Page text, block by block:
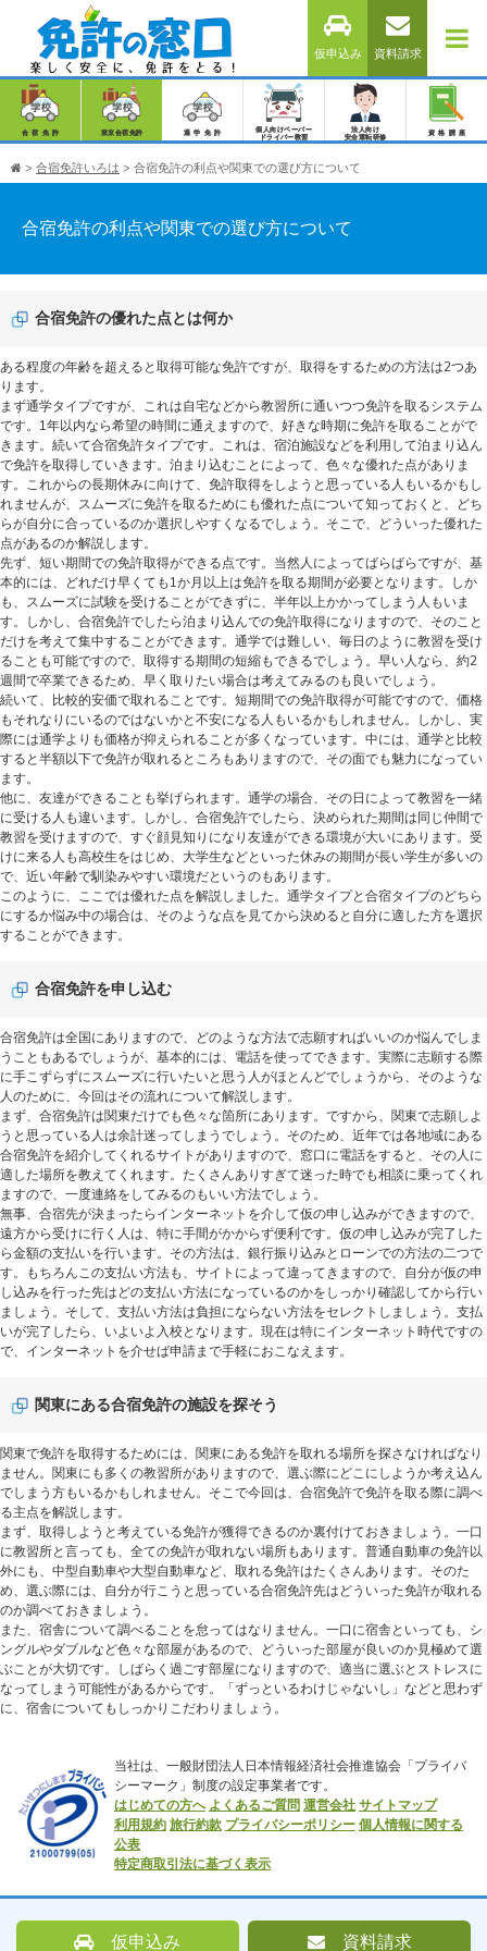
仮申込み 資料請求
合宿免許 東京合宿免許 通学免許
個人向けペーパー
ドライバー教習
法人向け
安全運転研修
資格講座
> 合宿免許いろは > 合宿免許の利点や関東での選び方について
合宿免許の利点や関東での選び方について
合宿免許の優れた点とは何か
ある程度の年齢を超えると取得可能な免許ですが、取得をするための方法は2つあ
ります。
まず通学タイプですが、これは自宅などから教習所に通いつつ免許を取るシステム
です。1年以内なら希望の時間に通えますので、好きな時期に免許を取ることがで
きます。続いて合宿免許タイプです。これは、宿泊施設などを利用して泊まり込ん
で免許を取得していきます。泊まり込むことによって、色々な優れた点がありま
す。これからの長期休みに向けて、免許取得をしようと思っている人もいるかもし
れませんが、スムーズに免許を取るためにも優れた点について知っておくと、どち
らが自分に合っているのか選択しやすくなるでしょう。そこで、どういった優れた
点があるのか解説します。
先ず、短い期間での免許取得ができる点です。当然人によってばらばらですが、基
本的には、どれだけ早くても1か月以上は免許を取る期間が必要となります。しか
も、スムーズに試験を受けることができずに、半年以上かかってしまう人もいま
す。しかし、合宿免許でしたら泊まり込んでの免許取得になりますので、そのこと
だけを考えて集中することができます。通学では難しい、毎日のように教習を受け
ることも可能ですので、取得する期間の短縮もできるでしょう。早い人なら、約2
週間で卒業できるため、早く取りたい場合は考えてみるのも良いでしょう。
続いて、比較的安価で取れることです。短期間での免許取得が可能ですので、価格
もそれなりにいるのではないかと不安になる人もいるかもしれません。しかし、実
際には通学よりも価格が抑えられることが多くなっています。中には、通学と比較
すると半額以下で免許が取れるところもありますので、その面でも魅力になってい
ます。
他に、友達ができることも挙げられます。通学の場合、その日によって教習を一緒
に受ける人も違います。しかし、合宿免許でしたら、決められた期間は同じ仲間で
教習を受けますので、すぐ顔見知りになり友達ができる環境が大いにあります。受
けに来る人も高校生をはじめ、大学生などといった休みの期間が長い学生が多いの
で、近い年齢で馴染みやすい環境だというのもあります。
このように、ここでは優れた点を解説しました。通学タイプと合宿タイプのどちら
にするか悩み中の場合は、そのような点を見てから決めると自分に適した方を選択
することができます。
合宿免許を申し込む
合宿免許は全国にありますので、どのような方法で志願すればいいのか悩んでしま
うこともあるでしょうが、基本的には、電話を使ってできます。実際に志願する際
に手こずらずにスムーズに行いたいと思う人がほとんどでしょうから、そのような
人のために、今回はその流れについて解説します。
まず、合宿免許は関東だけでも色々な箇所にあります。ですから、関東で志願しよ
うと思っている人は余計迷ってしまうでしょう。そのため、近年では各地域にある
合宿免許を紹介してくれるサイトがありますので、窓口に電話をすると、その人に
適した場所を教えてくれます。たくさんありすぎて迷った時でも相談に乗ってくれ
ますので、一度連絡をしてみるのもいい方法でしょう。
無事、合宿先が決まったらインターネットを介して仮の申し込みができますので、
遠方から受けに行く人は、特に手間がかからず便利です。仮の申し込みが完了した
ら金額の支払いを行います。その方法は、銀行振り込みとローンでの方法の二つで
す。もちろんこの支払い方法も、サイトによって違ってきますので、自分が仮の申
し込みを行った先はどの支払い方法になっているのかをしっかり確認してから行い
ましょう。そして、支払い方法は負担にならない方法をセレクトしましょう。支払
いが完了したら、いよいよ入校となります。現在は特にインターネット時代ですの
で、インターネットを介せば申請まで手軽におこなえます。
関東にある合宿免許の施設を探そう
関東で免許を取得するためには、関東にある免許を取れる場所を探さなければなり
ません。関東にも多くの教習所がありますので、選ぶ際にどこにしようか考え込ん
でしまう方もいるかもしれません。そこで今回は、合宿免許で免許を取る際に調べ
る主点を解説します。
まず、取得しようと考えている免許が獲得できるのか裏付けておきましょう。一口
に教習所と言っても、全ての免許が取れない場所もあります。普通自動車の免許以
外にも、中型自動車や大型自動車など、取れる免許はたくさんあります。そのた
め、選ぶ際には、自分が行こうと思っている合宿免許先はどういった免許が取れる
のか調べておきましょう。
また、宿舎について調べることを怠ってはなりません。一口に宿舎といっても、シ
ングルやダブルなど色々な部屋があるので、どういった部屋が良いのか見極めて選
ぶことが大切です。しばらく過ごす部屋になりますので、適当に選ぶとストレスに
なってしまう可能性があるからです。「ずっといるわけじゃないし」などと思わず
に、宿舎についてもしっかりこだわりましょう。
当社は、一般財団法人日本情報経済社会推進協会「プライバ
シーマーク」制度の設定事業者です。
はじめての方へ よくあるご質問 運営会社サイトマップ
利用規約旅行約款 プライバシーポリシー個人情報に関する
公表
特定商取引法に基づく表示
仮申込み 資料請求